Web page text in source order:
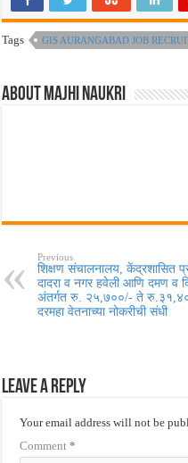
Tags GIS AURANGABAD JOB
About Majhi Naukri
Previous
शिक्षण संचालनालय, केंद्रशासित
दादरा व नगर हवेली आणि दमण व
अंतर्गत रु. २५,७००/- ते
दरमहा वेतनाच्या नोकरीची संधी
Leave a Reply
Your email address will not be
Comment*